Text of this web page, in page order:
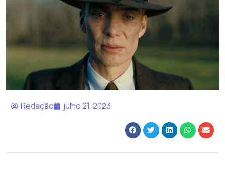
Redação julho 21, 2023